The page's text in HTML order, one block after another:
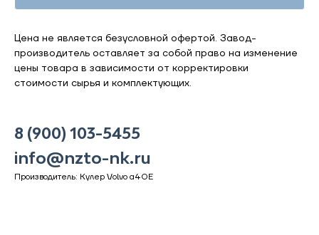
Цена не является безусловной офертой. Завод-
производитель оставляет за собой право на изменение
цены товара в зависимости от корректировки
стоимости сырья и комплектующих.
8 (900) 103-5455
info@nzto-nk.ru
Производитель: Кулер Volvo a40E